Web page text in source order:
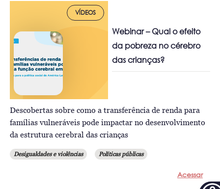
VÍDEOS
Webinar – Qual o efeito
da pobreza no cérebro
das crianças?
Descobertas sobre como a transferência de renda para
famílias vulneráveis pode impactar no desenvolvimento
da estrutura cerebral das crianças
Desigualdades e violências Políticas públicas
Acessar